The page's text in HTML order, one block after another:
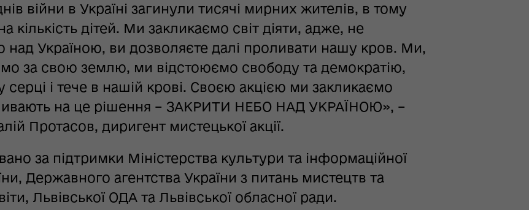
війни в Україні загинули тисячі мирних жителів, в тому
кількість дітей. Ми закликаємо світ діяти, адже, не
над Україною, ви дозволяєте далі проливати нашу кров. Ми,
за свою землю, ми відстоюємо свободу та демократію,
і тече в нашій крові. Своєю акцією ми закликаємо
на це рішення – ЗАКРИТИ НЕБО НАД УКРАЇНОЮ», –
Протасов, диригент мистецької акції.
за підтримки Міністерства культури та інформаційної
Державного агентства України з питань мистецтв та
Львівської ОДА та Львівської обласної ради.